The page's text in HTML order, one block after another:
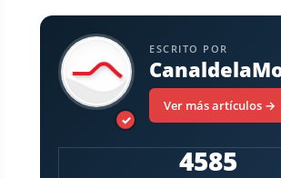
✓
ESCRITO POR
Ver más artículos →
4585